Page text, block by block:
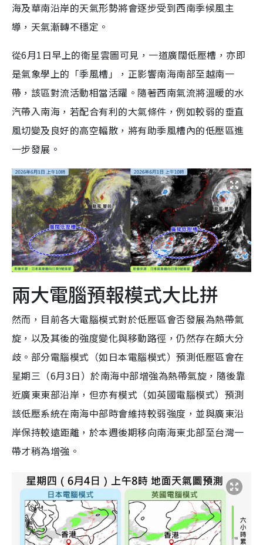
海及華南沿岸的天氣形勢將會逐步受到西南季候風主
導，天氣漸轉不穩定。
從6月1日早上的衛星雲圖可見，一道廣闊低壓槽，亦即
是氣象學上的「季風槽」，正影響南海南部至越南一
帶，該區對流活動相當活躍。隨著西南氣流將溫暖的水
汽帶入南海，若配合有利的大氣條件，例如較弱的垂直
風切變及良好的高空輻散，將有助季風槽內的低壓區進
一步發展。
兩大電腦預報模式大比拼
然而，目前各大電腦模式對於低壓區會否發展為熱帶氣
旋，以及其後的強度變化與移動路徑，仍然存在頗大分
歧。部分電腦模式（如日本電腦模式）預測低壓區會在
星期三（6月3日）於南海中部增強為熱帶氣旋，隨後靠
近廣東東部沿岸，但亦有模式（如英國電腦模式）預測
該低壓系統在南海中部時會維持較弱強度，並與廣東沿
岸保持較遠距離，於本週後期移向南海東北部至台灣一
帶才稍為增強。